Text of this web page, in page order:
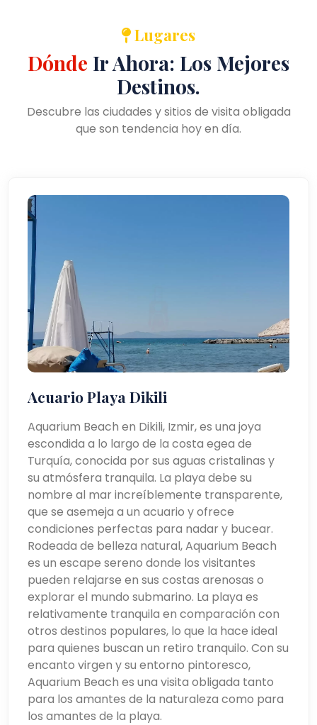
Lugares
Dónde Ir Ahora: Los Mejores
Destinos.
Descubre las ciudades y sitios de visita obligada
que son tendencia hoy en día.
Acuario Playa Dikili
Aquarium Beach en Dikili, Izmir, es una joya
escondida a lo largo de la costa egea de
Turquía, conocida por sus aguas cristalinas y
su atmósfera tranquila. La playa debe su
nombre al mar increíblemente transparente,
que se asemeja a un acuario y ofrece
condiciones perfectas para nadar y bucear.
Rodeada de belleza natural, Aquarium Beach
es un escape sereno donde los visitantes
pueden relajarse en sus costas arenosas o
explorar el mundo submarino. La playa es
relativamente tranquila en comparación con
otros destinos populares, lo que la hace ideal
para quienes buscan un retiro tranquilo. Con su
encanto virgen y su entorno pintoresco,
Aquarium Beach es una visita obligada tanto
para los amantes de la naturaleza como para
los amantes de la playa.